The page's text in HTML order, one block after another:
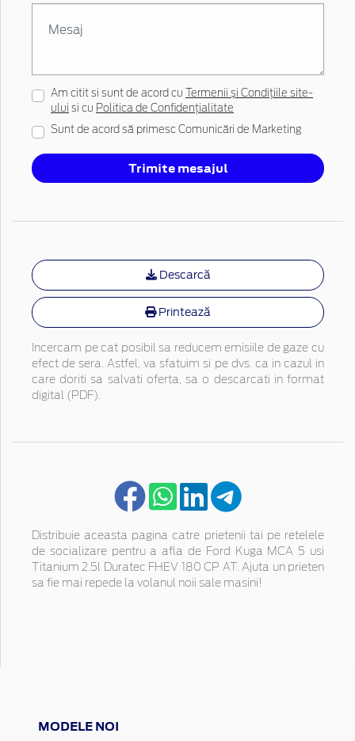
Am citit si sunt de acord cu
Termenii și Condițiile site-
ului si cu Politica de Confidențialitate
Sunt de acord să primesc Comunicări de Marketing
Trimite mesajul
Descarcă
Printează
Incercam pe cat posibil sa reducem emisiile de gaze cu
efect de sera. Astfel, va sfatuim si pe dvs. ca in cazul in
care doriti sa salvati oferta, sa o descarcati in format
digital (PDF).
Distribuie aceasta pagina catre prietenii tai pe retelele
de socializare pentru a afla de Ford Kuga MCA 5 usi
Titanium 2.5l Duratec FHEV 180 CP AT. Ajuta un prieten
sa fie mai repede la volanul noii sale masini!
MODELE NOI